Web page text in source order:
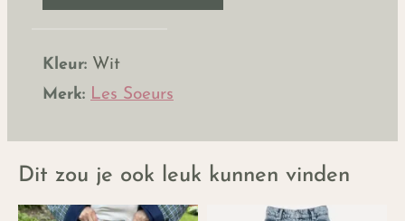
Kleur: Wit
Merk: Les Soeurs
Dit zou je ook leuk kunnen vinden